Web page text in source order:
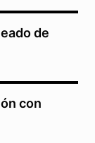
de
con